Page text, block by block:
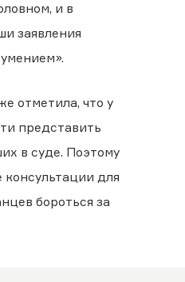
и в
заявления
отметила, что у
представить
в суде. Поэтому
для
бороться за